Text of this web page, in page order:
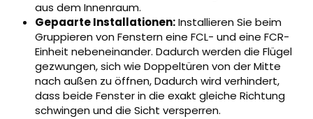
aus dem Innenraum.
Gepaarte Installationen:Installieren Sie beim
Gruppieren von Fenstern eine FCL- und eine FCR-
Einheit nebeneinander. Dadurch werden die Flügel
gezwungen, sich wie Doppeltüren von der Mitte
nach außen zu öffnen, Dadurch wird verhindert,
dass beide Fenster in die exakt gleiche Richtung
schwingen und die Sicht versperren.